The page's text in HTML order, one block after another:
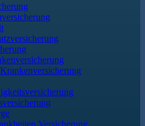
Versicherung